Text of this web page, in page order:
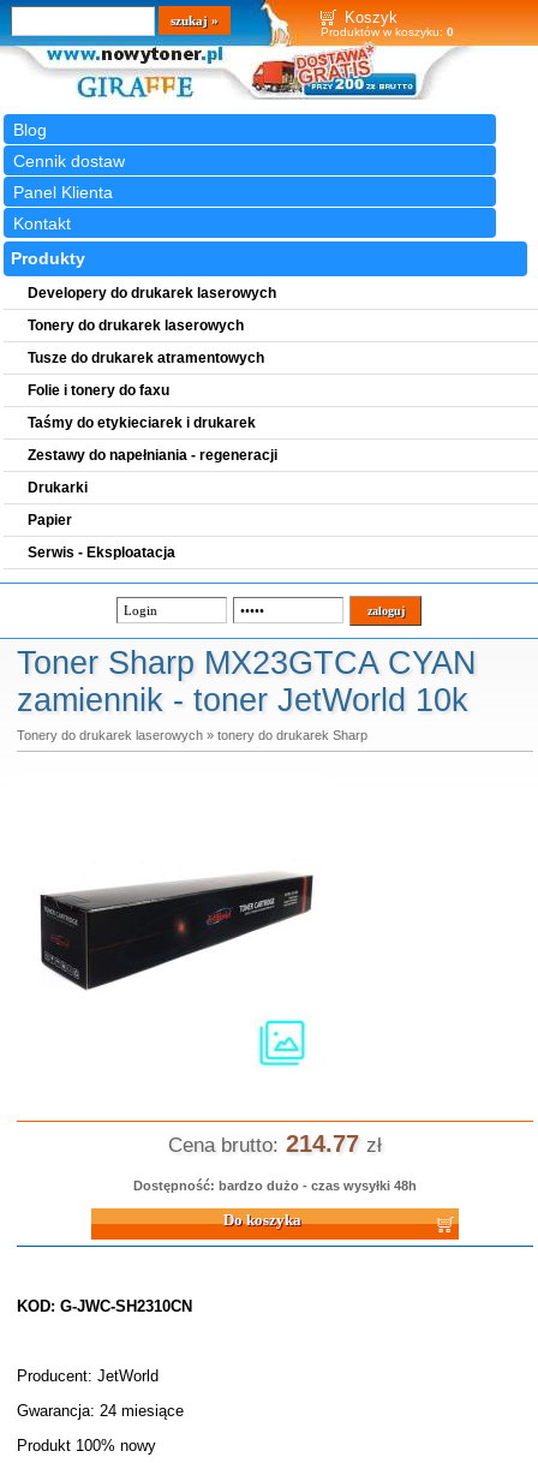
Koszyk
Produktów w koszyku: 0
Blog
Cennik dostaw
Panel Klienta
Kontakt
Wyszukiwarka
szukaj
Produkty
Developery do drukarek laserowych
Tonery do drukarek laserowych
Tusze do drukarek atramentowych
Folie i tonery do faxu
Taśmy do etykieciarek i drukarek
Zestawy do napełniania - regeneracji
Drukarki
Papier
Serwis - Eksploatacja
Toner Sharp MX23GTCA CYAN
zamiennik - toner JetWorld 10k
Tonery do drukarek laserowych» tonery do drukarek Sharp
Cena brutto: 214.77 zł
Dostępność: bardzo dużo - czas wysyłki 48h
Do koszyka
KOD: G-JWC-SH2310CN
Producent: JetWorld
Gwarancja: 24 miesiące
Produkt 100% nowy